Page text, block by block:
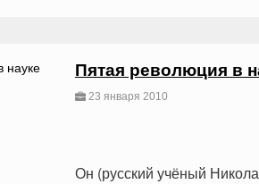
Пятая революция в
23 января 2010
Он (русский учёный